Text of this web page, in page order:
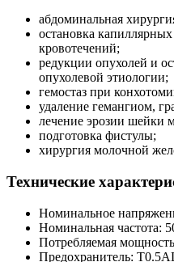
абдоминальная
остановка
кровотечений;
редукции опухолей и
опухолевой этиологии;
гемостаз при
удаление гемангиом,
лечение эрозии шейки
подготовка фистулы;
хирургия молочной
Технические
Номинальное
Номинальная частота:
Потребляемая
Предохранитель: